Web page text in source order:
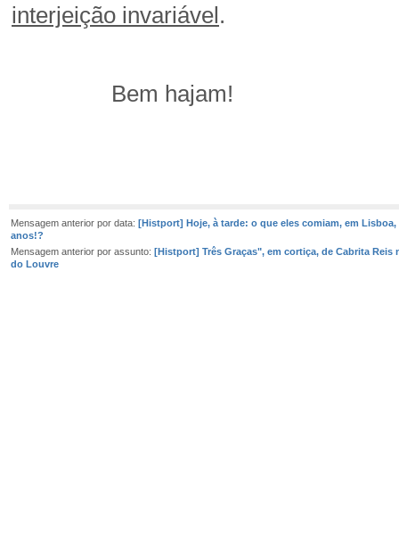
interjeição invariável.
Bem hajam!
Mensagem anterior por data: [Histport] Hoje, à tarde: o que eles comiam, em Lisboa,
anos!?
Mensagem anterior por assunto: [Histport] Três Graças", em cortiça, de Cabrita Reis
do Louvre